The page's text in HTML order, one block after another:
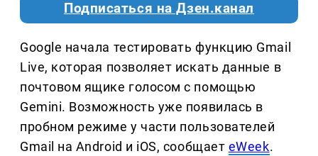
Подписаться на Дзен.канал
Google начала тестировать функцию Gmail
Live, которая позволяет искать данные в
почтовом ящике голосом с помощью
Gemini. Возможность уже появилась в
пробном режиме у части пользователей
Gmail на Android и iOS, сообщает eWeek.